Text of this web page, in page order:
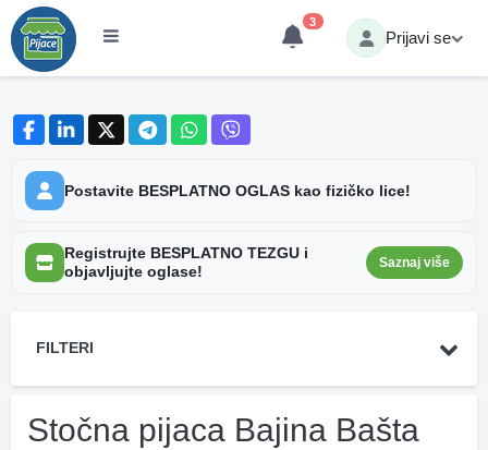
3
Prijavi se
Postavite BESPLATNO OGLAS kao fizičko lice!
Registrujte BESPLATNO TEZGU i
objavljujte oglase!
Saznaj više
FILTERI
Stočna pijaca Bajina Bašta